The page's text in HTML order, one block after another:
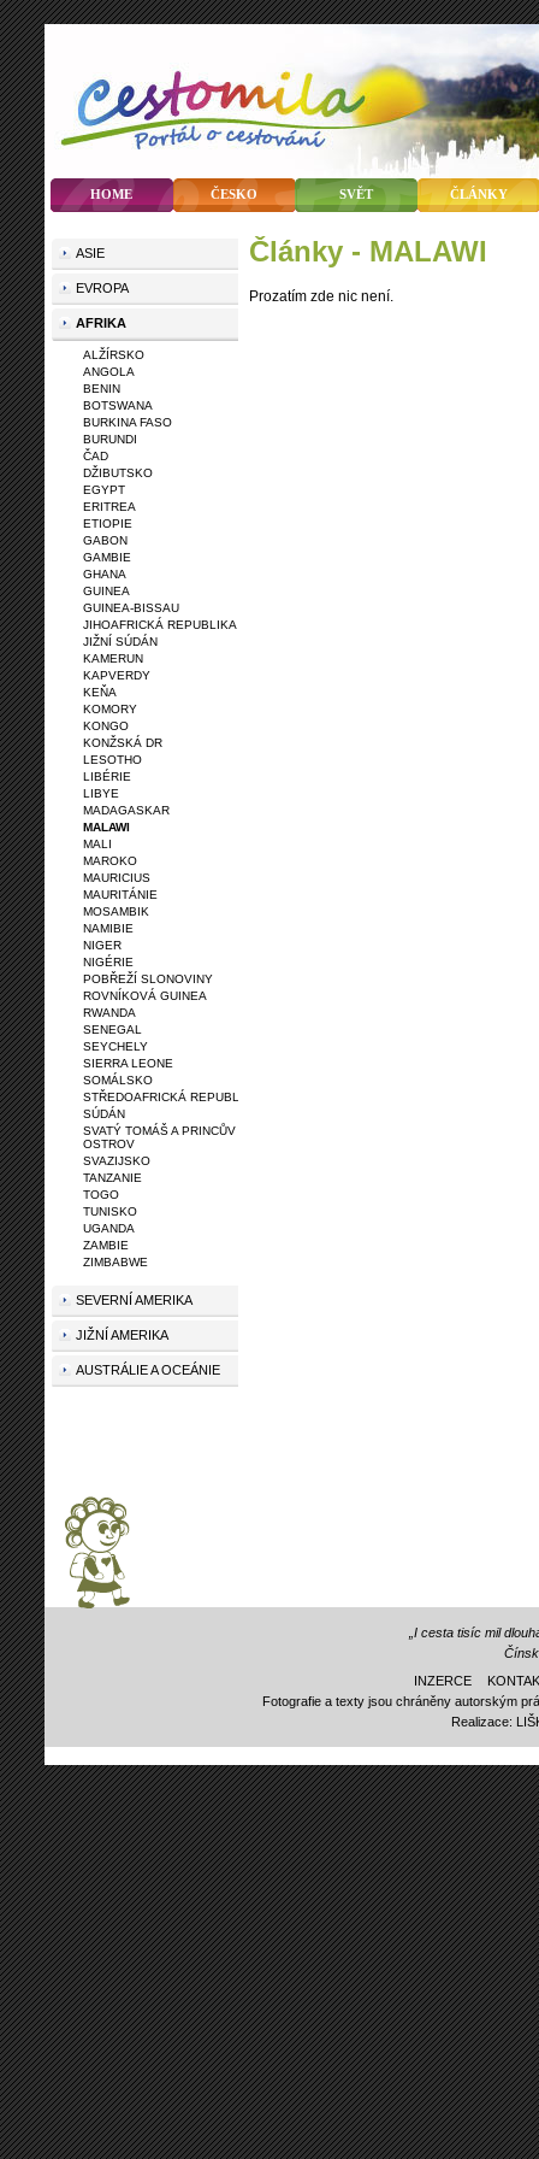
HOME ČESKO SVĚT ČLÁNKY
články - MALAWI
Prozatím zde nic není.
ASIE
EVROPA
AFRIKA
ALŽÍRSKO
ANGOLA
BENIN
BOTSWANA
BURKINA FASO
BURUNDI
ČAD
DŽIBUTSKO
EGYPT
ERITREA
ETIOPIE
GABON
GAMBIE
GHANA
GUINEA
GUINEA-BISSAU
JIHOAFRICKÁ REPUBLIKA
JIŽNÍ SÚDÁN
KAMERUN
KAPVERDY
KEŇA
KOMORY
KONGO
KONŽSKÁ DR
LESOTHO
LIBÉRIE
LIBYE
MADAGASKAR
MALAWI
MALI
MAROKO
MAURICIUS
MAURITÁNIE
MOSAMBIK
NAMIBIE
NIGER
NIGÉRIE
POBŘEŽÍ SLONOVINY
ROVNÍKOVÁ GUINEA
RWANDA
SENEGAL
SEYCHELY
SIERRA LEONE
SOMÁLSKO
STŘEDOAFRICKÁ REPUBLIKA
SÚDÁN
SVATÝ TOMÁŠ A PRINCŮV
OSTROV
SVAZIJSKO
TANZANIE
TOGO
TUNISKO
UGANDA
ZAMBIE
ZIMBABWE
SEVERNÍ AMERIKA
JIŽNÍ AMERIKA
AUSTRÁLIE A OCEÁNIE
„I cesta tisíc mil
INZERCE
Fotografie a texty jsou chráněny autorským
Realizace: